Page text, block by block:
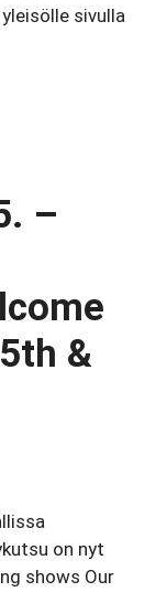
sivulla
–
&
on nyt
shows Our